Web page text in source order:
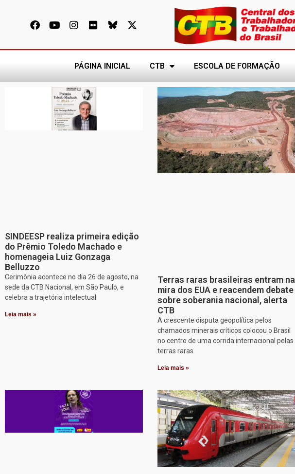
PÁGINA INICIAL CTB ESCOLA DE FORMAÇÃO
SINDEESP realiza primeira edição
do Prêmio Toledo Machado e
homenageia Luiz Gonzaga
Belluzzo
Cerimônia acontece no dia 26 de agosto, na
sede da CTB Nacional, em São Paulo, e
celebra a trajetória intelectual
Leia mais »
Terras raras brasileiras entram na
mira dos EUA e reacendem debate
sobre soberania nacional, alerta
CTB
A crescente disputa geopolítica pelos
chamados minerais críticos colocou o Brasil
no centro de uma corrida internacional pelas
terras raras.
Leia mais »